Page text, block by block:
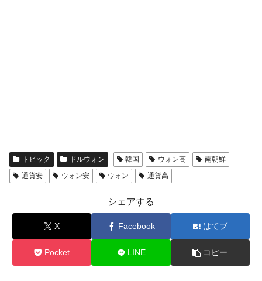
トピック ドルウォン 韓国 ウォン高
南朝鮮
通貨安
ウォン安 ウォン 通貨高
シェアする
X Facebook はてブ
Pocket LINE コピー